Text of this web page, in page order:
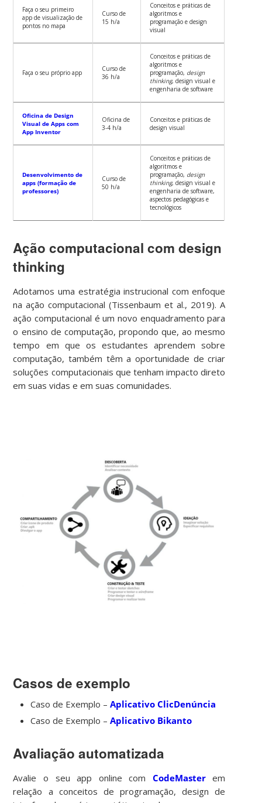
Faça o seu primeiro
app de visualização de
pontos no mapa
Curso de
15 h/a
Conceitos e práticas de
algoritmos e
programação e design
visual
Faça o seu próprio app
Curso de
36 h/a
Conceitos e práticas de
algoritmos e
programação, design
thinking, design visual e
engenharia de software
Oficina de Design
Visual de Apps com
App Inventor
Oficina de
3-4 h/a
Conceitos e práticas de
design visual
Desenvolvimento de
apps (formação de
professores)
Curso de
50 h/a
Conceitos e práticas de
algoritmos e
programação, design
thinking, design visual e
engenharia de software,
aspectos pedagógicas e
tecnológicos
Ação computacional com design
thinking
Adotamos uma estratégia instrucional com enfoque
na ação computacional (Tissenbaum et al., 2019). A
ação computacional é um novo enquadramento para
o ensino de computação, propondo que, ao mesmo
tempo em que os estudantes aprendem sobre
computação, também têm a oportunidade de criar
soluções computacionais que tenham impacto direto
em suas vidas e em suas comunidades.
Casos de exemplo
Caso de Exemplo –Aplicativo ClicDenúncia
Caso de Exemplo –Aplicativo Bikanto
Avaliação automatizada
Avalie o seu app online com CodeMasterem
relação a conceitos de programação, design de